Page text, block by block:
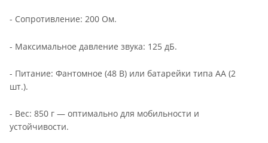
- Сопротивление: 200 Ом.
- Максимальное давление звука: 125 дБ.
- Питание: Фантомное (48 В) или батарейки типа AA (2
шт.).
- Вес: 850 г — оптимально для мобильности и
устойчивости.